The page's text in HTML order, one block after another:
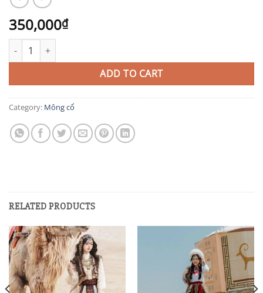
350,000₫
MC3 quantity
ADD TO CART
Category: Mông cổ
RELATED PRODUCTS